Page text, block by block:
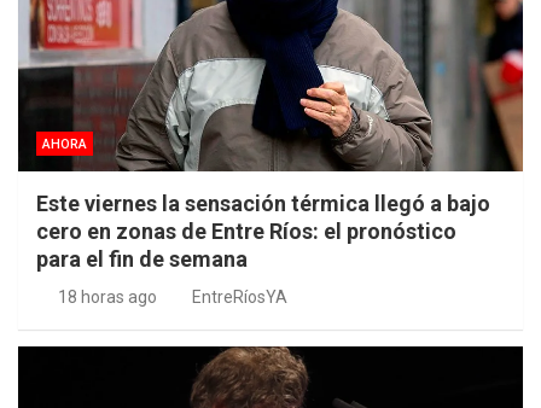
AHORA
Este viernes la sensación térmica llegó a bajo
cero en zonas de Entre Ríos: el pronóstico
para el fin de semana
18 horas ago EntreRíosYA